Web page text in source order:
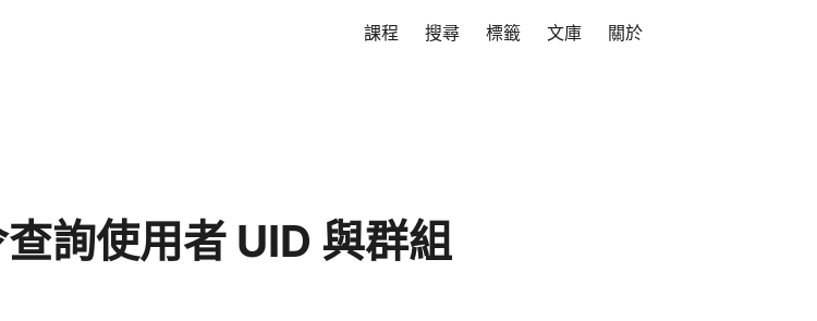
課程 搜尋 標籤 文庫 關於
詢使用者 UID 與群組